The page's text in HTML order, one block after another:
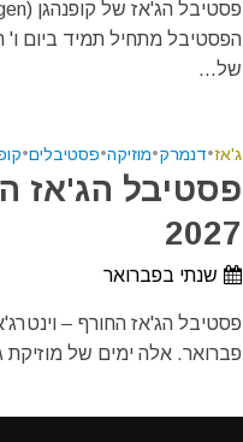
הפסטיבל מתחיל תמיד ביום ו'
של...
ג'אז•דנמרק•מוזיקה•פסטיבלים•
פסטיבל הג'אז
2027
שנתי בפברואר
פסטיבל הג'אז החורף –
פברואר. אלה ימים של מוזיקת ג'אז